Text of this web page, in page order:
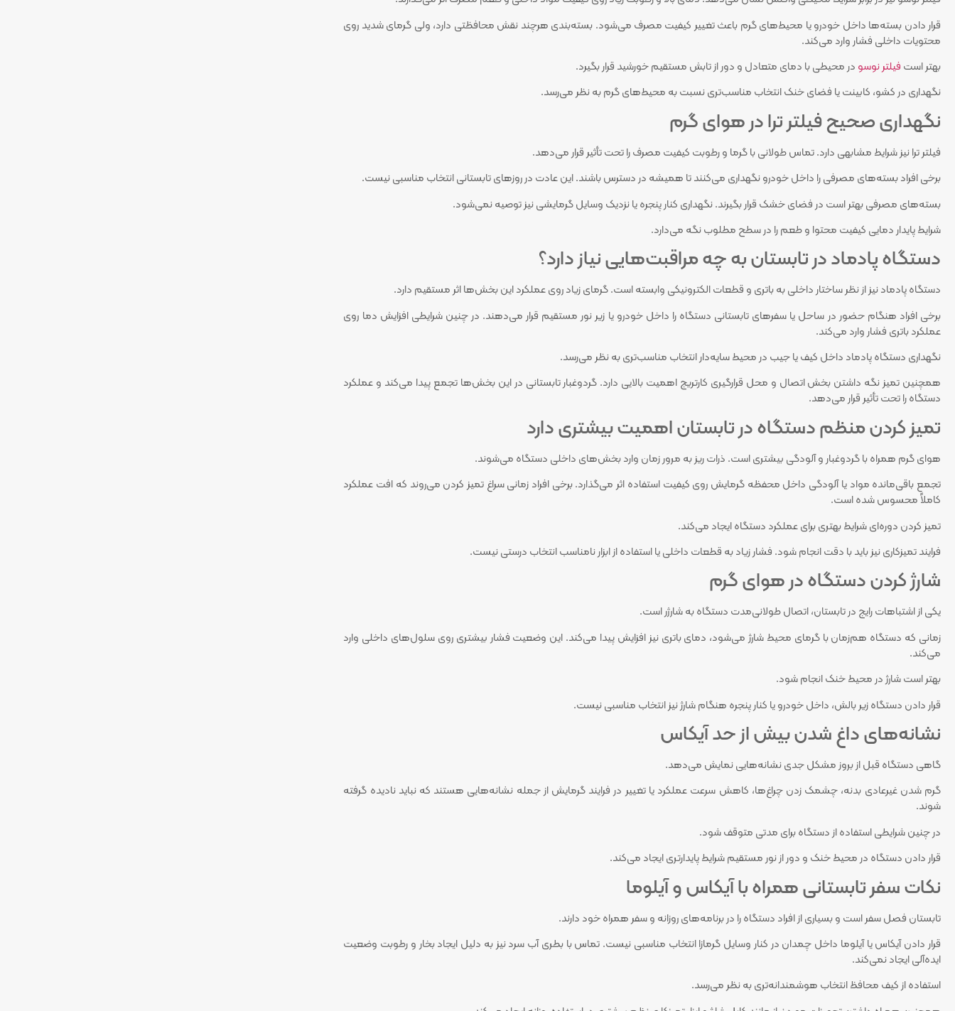
قرار دادن بسته‌ها داخل خودرو یا محیط‌های گرم باعث تغییر کیفیت مصرف می‌شود. بسته‌بندی هرچند نقش محافظتی دارد، ولی گرمای شدید روی
محتویات داخلی فشار وارد می‌کند.
بهتر است فیلتر نوسو در محیطی با دمای متعادل و دور از تابش مستقیم خورشید قرار بگیرد.
نگهداری در کشو، کابینت یا فضای خنک انتخاب مناسب‌تری نسبت به محیط‌های گرم به نظر می‌رسد.
نگهداری صحیح فیلتر ترا در هوای گرم
فیلتر ترا نیز شرایط مشابهی دارد. تماس طولانی با گرما و رطوبت کیفیت مصرف را تحت تأثیر قرار می‌دهد.
برخی افراد بسته‌های مصرفی را داخل خودرو نگهداری می‌کنند تا همیشه در دسترس باشند. این عادت در روزهای تابستانی انتخاب مناسبی نیست.
بسته‌های مصرفی بهتر است در فضای خشک قرار بگیرند. نگهداری کنار پنجره یا نزدیک وسایل گرمایشی نیز توصیه نمی‌شود.
شرایط پایدار دمایی کیفیت محتوا و طعم را در سطح مطلوب نگه می‌دارد.
دستگاه پادماد در تابستان به چه مراقبت‌هایی نیاز دارد؟
دستگاه پادماد نیز از نظر ساختار داخلی به باتری و قطعات الکترونیکی وابسته است. گرمای زیاد روی عملکرد این بخش‌ها اثر مستقیم دارد.
برخی افراد هنگام حضور در ساحل یا سفرهای تابستانی دستگاه را داخل خودرو یا زیر نور مستقیم قرار می‌دهند. در چنین شرایطی افزایش دما روی
عملکرد باتری فشار وارد می‌کند.
نگهداری دستگاه پادماد داخل کیف یا جیب در محیط سایه‌دار انتخاب مناسب‌تری به نظر می‌رسد.
همچنین تمیز نگه داشتن بخش اتصال و محل قرارگیری کارتریج اهمیت بالایی دارد. گردوغبار تابستانی در این بخش‌ها تجمع پیدا می‌کند و عملکرد
دستگاه را تحت تأثیر قرار می‌دهد.
تمیز کردن منظم دستگاه در تابستان اهمیت بیشتری دارد
هوای گرم همراه با گردوغبار و آلودگی بیشتری است. ذرات ریز به مرور زمان وارد بخش‌های داخلی دستگاه می‌شوند.
تجمع باقی‌مانده مواد یا آلودگی داخل محفظه گرمایش روی کیفیت استفاده اثر می‌گذارد. برخی افراد زمانی سراغ تمیز کردن می‌روند که افت عملکرد
کاملاً محسوس شده است.
تمیز کردن دوره‌ای شرایط بهتری برای عملکرد دستگاه ایجاد می‌کند.
فرایند تمیزکاری نیز باید با دقت انجام شود. فشار زیاد به قطعات داخلی یا استفاده از ابزار نامناسب انتخاب درستی نیست.
شارژ کردن دستگاه در هوای گرم
یکی از اشتباهات رایج در تابستان، اتصال طولانی‌مدت دستگاه به شارژر است.
زمانی که دستگاه هم‌زمان با گرمای محیط شارژ می‌شود، دمای باتری نیز افزایش پیدا می‌کند. این وضعیت فشار بیشتری روی سلول‌های داخلی وارد
می‌کند.
بهتر است شارژ در محیط خنک انجام شود.
قرار دادن دستگاه زیر بالش، داخل خودرو یا کنار پنجره هنگام شارژ نیز انتخاب مناسبی نیست.
نشانه‌های داغ شدن بیش از حد آیکاس
گاهی دستگاه قبل از بروز مشکل جدی نشانه‌هایی نمایش می‌دهد.
گرم شدن غیرعادی بدنه، چشمک زدن چراغ‌ها، کاهش سرعت عملکرد یا تغییر در فرایند گرمایش از جمله نشانه‌هایی هستند که نباید نادیده گرفته
شوند.
در چنین شرایطی استفاده از دستگاه برای مدتی متوقف شود.
قرار دادن دستگاه در محیط خنک و دور از نور مستقیم شرایط پایدارتری ایجاد می‌کند.
نکات سفر تابستانی همراه با آیکاس و آیلوما
تابستان فصل سفر است و بسیاری از افراد دستگاه را در برنامه‌های روزانه و سفر همراه خود دارند.
قرار دادن آیکاس یا آیلوما داخل چمدان در کنار وسایل گرمازا انتخاب مناسبی نیست. تماس با بطری آب سرد نیز به دلیل ایجاد بخار و رطوبت وضعیت
ایده‌آلی ایجاد نمی‌کند.
استفاده از کیف محافظ انتخاب هوشمندانه‌تری به نظر می‌رسد.